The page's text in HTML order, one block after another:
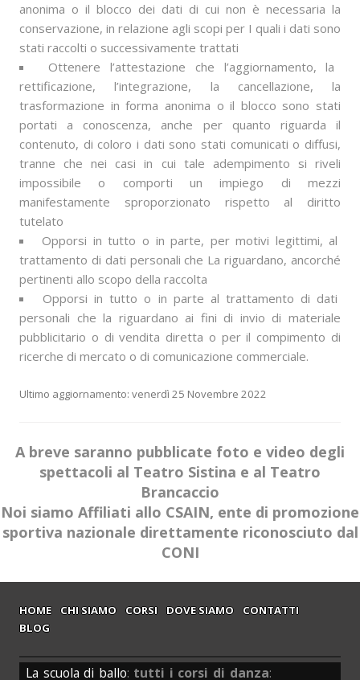
anonima o il blocco dei dati di cui non è necessaria la
conservazione, in relazione agli scopi per I quali i dati sono
stati raccolti o successivamente trattati
Ottenere l’attestazione che l’aggiornamento, la
rettificazione, l’integrazione, la cancellazione, la
trasformazione in forma anonima o il blocco sono stati
portati a conoscenza, anche per quanto riguarda il
contenuto, di coloro i dati sono stati comunicati o diffusi,
tranne che nei casi in cui tale adempimento si riveli
impossibile o comporti un impiego di mezzi
manifestamente sproporzionato rispetto al diritto
tutelato
Opporsi in tutto o in parte, per motivi legittimi, al
trattamento di dati personali che La riguardano, ancorché
pertinenti allo scopo della raccolta
Opporsi in tutto o in parte al trattamento di dati
personali che la riguardano ai fini di invio di materiale
pubblicitario o di vendita diretta o per il compimento di
ricerche di mercato o di comunicazione commerciale.
Ultimo aggiornamento: venerdì 25 Novembre 2022
A breve saranno pubblicate foto e video degli
spettacoli al Teatro Sistina e al Teatro
Brancaccio
Noi siamo Affiliati allo CSAIN, ente di promozione
sportiva nazionale direttamente riconosciuto dal
CONI
HOME CHI SIAMO CORSI DOVE SIAMO
CONTATTI
BLOG
La scuola di ballo: tutti i corsi di danza: